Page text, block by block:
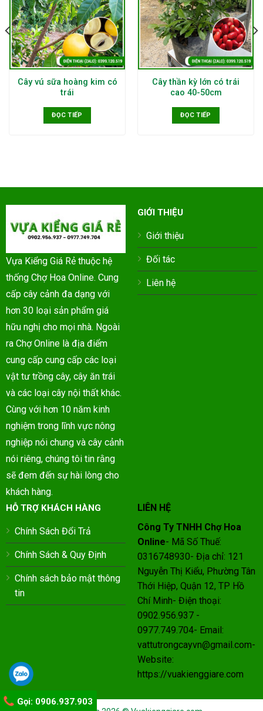
Cây vú sữa hoàng kim có
trái
ĐỌC TIẾP
Cây thần kỳ lớn có trái
cao 40-50cm
ĐỌC TIẾP
Vựa Kiểng Giá Rẻ thuộc hệ
thống Chợ Hoa Online. Cung
cấp cây cảnh đa dạng với
hơn 30 loại sản phẩm giá
hữu nghị cho mọi nhà. Ngoài
ra Chợ Online là địa điểm
cung cấp cung cấp các loại
vật tư trồng cây, cây ăn trái
và các loại cây nội thất khác.
Cùng với hơn 10 năm kinh
nghiệm trong lĩnh vực nông
nghiệp nói chung và cây cảnh
nói riêng, chúng tôi tin rằng
sẽ đem đến sự hài lòng cho
khách hàng.
GIỚI THIỆU
Giới thiệu
Đối tác
Liên hệ
HỖ TRỢ KHÁCH HÀNG
Chính Sách Đổi Trả
Chính Sách & Quy Định
Chính sách bảo mật thông
tin
LIÊN HỆ
Công Ty TNHH Chợ Hoa
Online- Mã Số Thuế:
0316748930- Địa chỉ: 121
Nguyễn Thị Kiểu, Phường Tân
Thới Hiệp, Quận 12, TP Hồ
Chí Minh- Điện thoại:
0902.956.937 -
0977.749.704- Email:
vattutrongcayvn@gmail.com-
Website:
https://vuakienggiare.com
Gọi: 0906.937.903